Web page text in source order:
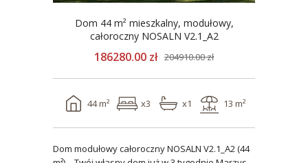
Dom 44 m² mieszkalny, modułowy,
całoroczny NOSALN V2.1_A2
186280.00 zł 204910.00 zł
44 m² x3 x1 13 m²
Dom modułowy całoroczny NOSALN V2.1_A2 (44